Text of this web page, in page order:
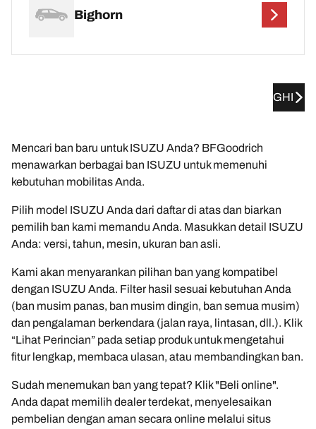
Bighorn
GHI
Mencari ban baru untuk ISUZU Anda? BFGoodrich
menawarkan berbagai ban ISUZU untuk memenuhi
kebutuhan mobilitas Anda.
Pilih model ISUZU Anda dari daftar di atas dan biarkan
pemilih ban kami memandu Anda. Masukkan detail ISUZU
Anda: versi, tahun, mesin, ukuran ban asli.
Kami akan menyarankan pilihan ban yang kompatibel
dengan ISUZU Anda. Filter hasil sesuai kebutuhan Anda
(ban musim panas, ban musim dingin, ban semua musim)
dan pengalaman berkendara (jalan raya, lintasan, dll.). Klik
“Lihat Perincian” pada setiap produk untuk mengetahui
fitur lengkap, membaca ulasan, atau membandingkan ban.
Sudah menemukan ban yang tepat? Klik "Beli online".
Anda dapat memilih dealer terdekat, menyelesaikan
pembelian dengan aman secara online melalui situs